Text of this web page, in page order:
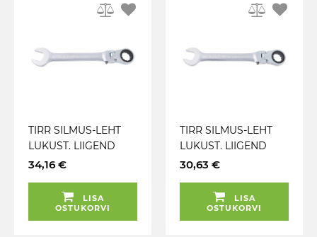
TIRR SILMUS-LEHT
LUKUST. LIIGEND
16MM KS TOOLS
34,16 €
LISA
OSTUKORVI
TIRR SILMUS-LEHT
LUKUST. LIIGEND
14MM KS TOOLS
30,63 €
LISA
OSTUKORVI